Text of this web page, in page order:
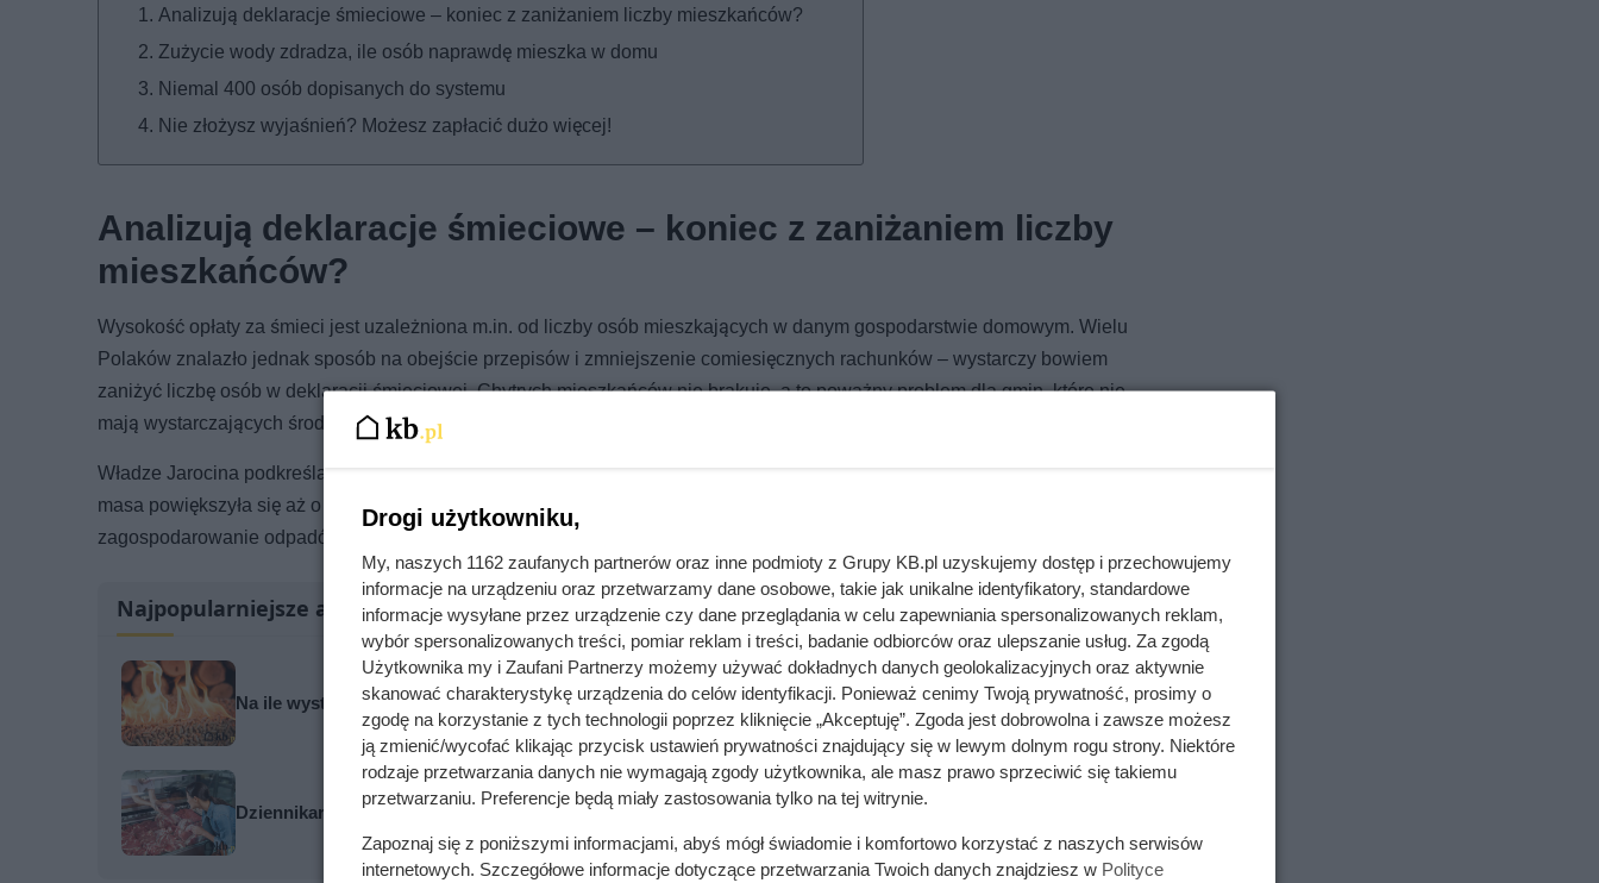
Analizują deklaracje śmieciowe – koniec z zaniżaniem liczby mieszkańców?
Zużycie wody zdradza, ile osób naprawdę mieszka w domu
Niemal 400 osób dopisanych do systemu
Nie złożysz wyjaśnień? Możesz zapłacić dużo więcej!
Analizują deklaracje śmieciowe – koniec z zaniżaniem liczby
mieszkańców?
Wysokość opłaty za śmieci jest uzależniona m.in. od liczby osób mieszkających w danym gospodarstwie domowym. Wielu
Polaków znalazło jednak sposób na obejście przepisów i zmniejszenie comiesięcznych rachunków – wystarczy bowiem
zaniżyć liczbę osób w deklaracji śmieciowej. Chytrych mieszkańców nie brakuje, a to poważny problem dla gmin, które nie
mają wystarczających środków na pokrycie kosztów wywozu odpadów.
Władze Jarocina podkreślają, że mieszkańcy miasta produkują coraz więcej śmieci. W latach 2022–2025 ich całkowita
masa powiększyła się aż o 20%. To oznacza, że władze muszą przeznaczyć więcej pieniędzy na odbiór, transport i
zagospodarowanie odpadów. Rosną też koszty edukacji oraz prac administracyjnych.
Najpopularniejsze artykuły
Na ile wystarcza tona pelletu? Wynik zależy głównie od jednego elementu domu
Dziennikarze ujawnili pochodzenie mięsa z Dino. Klienci zaskoczeni
Drogi użytkowniku,
My, naszych 1162 zaufanych partnerów oraz inne podmioty z Grupy KB.pl uzyskujemy dostęp i przechowujemy
informacje na urządzeniu oraz przetwarzamy dane osobowe, takie jak unikalne identyfikatory, standardowe
informacje wysyłane przez urządzenie czy dane przeglądania w celu zapewniania spersonalizowanych reklam,
wybór spersonalizowanych treści, pomiar reklam i treści, badanie odbiorców oraz ulepszanie usług. Za zgodą
Użytkownika my i Zaufani Partnerzy możemy używać dokładnych danych geolokalizacyjnych oraz aktywnie
skanować charakterystykę urządzenia do celów identyfikacji. Ponieważ cenimy Twoją prywatność, prosimy o
zgodę na korzystanie z tych technologii poprzez kliknięcie „Akceptuję”. Zgoda jest dobrowolna i zawsze możesz
ją zmienić/wycofać klikając przycisk ustawień prywatności znajdujący się w lewym dolnym rogu strony. Niektóre
rodzaje przetwarzania danych nie wymagają zgody użytkownika, ale masz prawo sprzeciwić się takiemu
przetwarzaniu. Preferencje będą miały zastosowania tylko na tej witrynie.
Zapoznaj się z poniższymi informacjami, abyś mógł świadomie i komfortowo korzystać z naszych serwisów
internetowych. Szczegółowe informacje dotyczące przetwarzania Twoich danych znajdziesz w Polityce